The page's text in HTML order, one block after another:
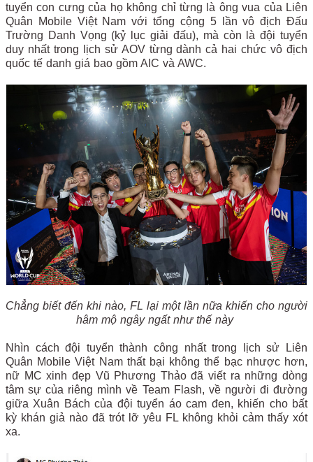
tuyển con cưng của họ không chỉ từng là ông vua của Liên
Quân Mobile Việt Nam với tổng cộng 5 lần vô địch Đấu
Trường Danh Vọng (kỷ lục giải đấu), mà còn là đội tuyển
duy nhất trong lịch sử AOV từng dành cả hai chức vô địch
quốc tế danh giá bao gồm AIC và AWC.
Chẳng biết đến khi nào, FL lại một lần nữa khiến cho người
hâm mộ ngây ngất như thế này
Nhìn cách đội tuyển thành công nhất trong lịch sử Liên
Quân Mobile Việt Nam thất bại không thể bạc nhược hơn,
nữ MC xinh đẹp Vũ Phương Thảo đã viết ra những dòng
tâm sự của riêng mình về Team Flash, về người đi đường
giữa Xuân Bách của đội tuyển áo cam đen, khiến cho bất
kỳ khán giả nào đã trót lỡ yêu FL không khỏi cảm thấy xót
xa.